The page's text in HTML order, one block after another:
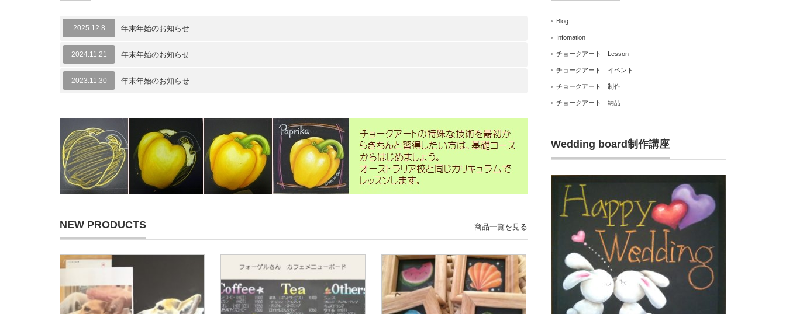
2025.12.8 年末年始のお知らせ
2024.11.21 年末年始のお知らせ
2023.11.30 年末年始のお知らせ
NEW PRODUCTS 商品一覧を見る
Blog
Infomation
チョークアート Lesson
チョークアート イベント
チョークアート 制作
チョークアート 納品
Wedding board制作講座